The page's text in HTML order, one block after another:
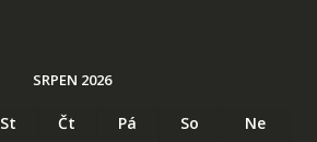
SRPEN 2026
St Čt Pá So
Ne